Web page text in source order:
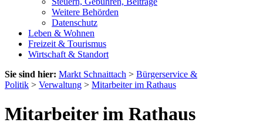
Weitere Behörden
Datenschutz
Leben & Wohnen
Freizeit & Tourismus
Wirtschaft & Standort
Sie sind hier: Markt Schnaittach > Bürgerservice &
Politik > Verwaltung > Mitarbeiter im Rathaus
Mitarbeiter im Rathaus